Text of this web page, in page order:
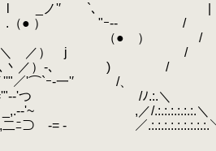
'′ `､ |
● ） "ｰ-- /
● ） /
j / ウ これが
／）-､ ) /
／'⌒`ｰ-一'′ /、 これ
‐'つ /ﾉ.:.＼
,／/.:.:.:.:.:.:.＼
-= - ／.:.:.:.:.:.:.:.:.:.